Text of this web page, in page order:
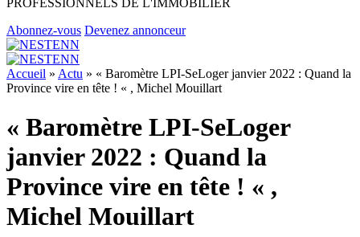
PROFESSIONNELS DE L'IMMOBILIER
Abonnez-vous Devenez annonceur
Accueil » Actu » « Baromètre LPI-SeLoger janvier 2022 : Quand la
Province vire en tête ! « , Michel Mouillart
« Baromètre LPI-SeLoger
janvier 2022 : Quand la
Province vire en tête ! « ,
Michel Mouillart